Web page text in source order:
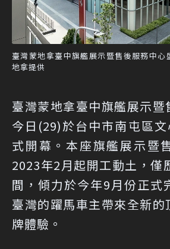
臺灣蒙地拿臺中旗艦展示暨售後服務中心
地拿提供
臺灣蒙地拿臺中旗艦展示暨
今日(29)於台中市南屯區
式開幕。本座旗艦展示暨
2023年2月起開工動土，僅
間，傾力於今年9月份正式
臺灣的躍馬車主帶來全新的
牌體驗。